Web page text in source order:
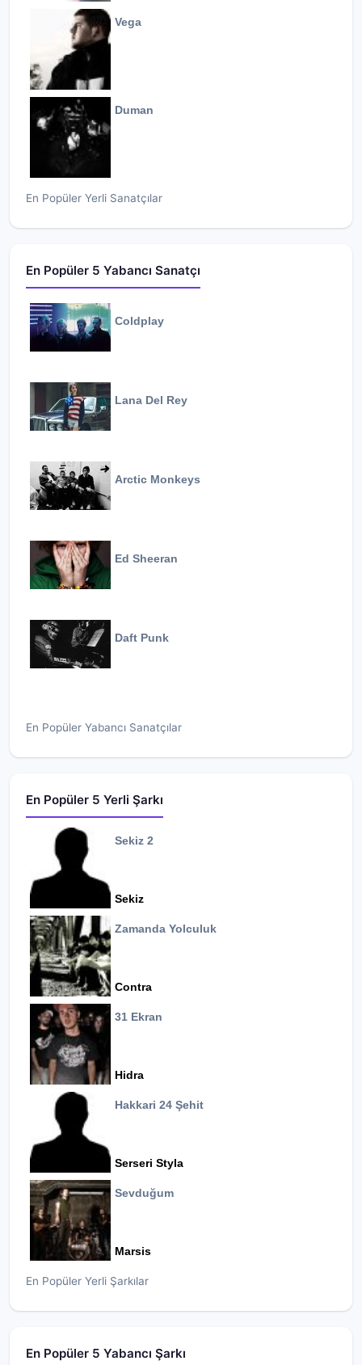
Vega
Duman
En Popüler Yerli Sanatçılar
En Popüler 5 Yabancı Sanatçı
Coldplay
Lana Del Rey
Arctic Monkeys
Ed Sheeran
Daft Punk
En Popüler Yabancı Sanatçılar
En Popüler 5 Yerli Şarkı
Sekiz 2
Sekiz
Zamanda Yolculuk
Contra
31 Ekran
Hidra
Hakkari 24 Şehit
Serseri Styla
Sevduğum
Marsis
En Popüler Yerli Şarkılar
En Popüler 5 Yabancı Şarkı